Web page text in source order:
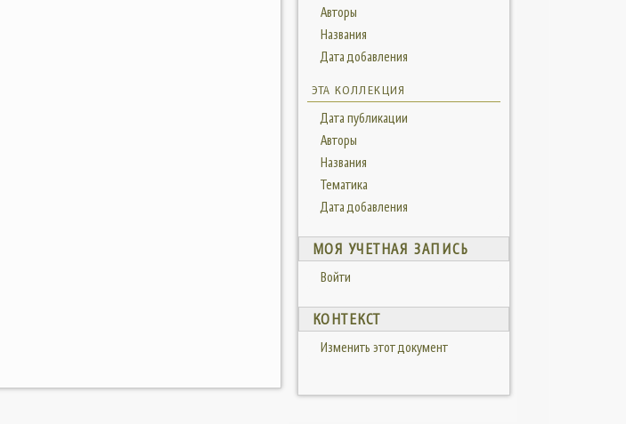
Авторы
Названия
Дата добавления
ЭТА КОЛЛЕКЦИЯ
Дата публикации
Авторы
Названия
Тематика
Дата добавления
МОЯ УЧЕТНАЯ ЗАПИСЬ
Войти
КОНТЕКСТ
Изменить этот документ